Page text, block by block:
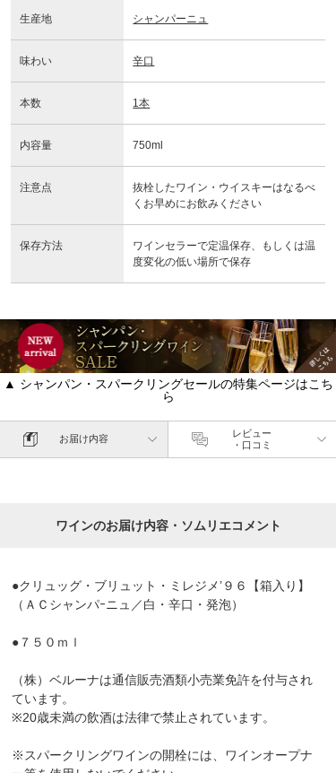
生産地 シャンパーニュ
味わい 辛口
本数 1本
内容量 750ml
注意点
抜栓したワイン・ウイスキーはなるべ
くお早めにお飲みください
保存方法
ワインセラーで定温保存、もしくは温
度変化の低い場所で保存
▲ シャンパン・スパークリングセールの特集ページはこち
ら
お届け内容
レビュー
・口コミ
ワインのお届け内容・ソムリエコメント
●クリュッグ・ブリュット・ミレジメ’９６【箱入り】
（ＡＣシャンパｰニュ／白・辛口・発泡）
●７５０ｍｌ
（株）ベルーナは通信販売酒類小売業免許を付与され
ています。
※20歳未満の飲酒は法律で禁止されています。
※スパークリングワインの開栓には、ワインオープナ